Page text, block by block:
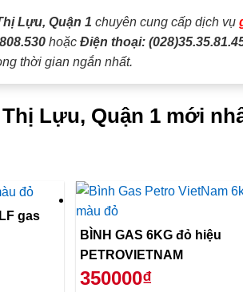
Lựu, Quận 1 chuyên cung cấp dịch vụ
hoặcĐiện thoại:
thời gian ngắn nhất.
Lựu, Quận 1 mới
ELF gas
BÌNH GAS 6KG đỏ hiệu
PETROVIETNAM
350000₫